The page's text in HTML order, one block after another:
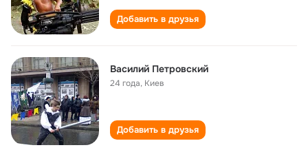
Добавить в друзья
Василий Петровский
24 года, Киев
Добавить в друзья